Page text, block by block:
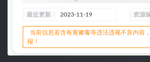
最近更新 2023-11-19 资源
当前信息若含有黄赌毒等违法违规不良内容
报！